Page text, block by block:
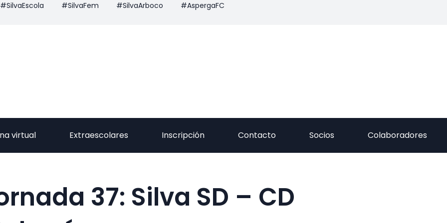
#SilvaEscola #SilvaFem #SilvaArboco #AspergaFC
virtual Extraescolares Inscripción Contacto Socios Colaboradores
37: Silva SD – CD